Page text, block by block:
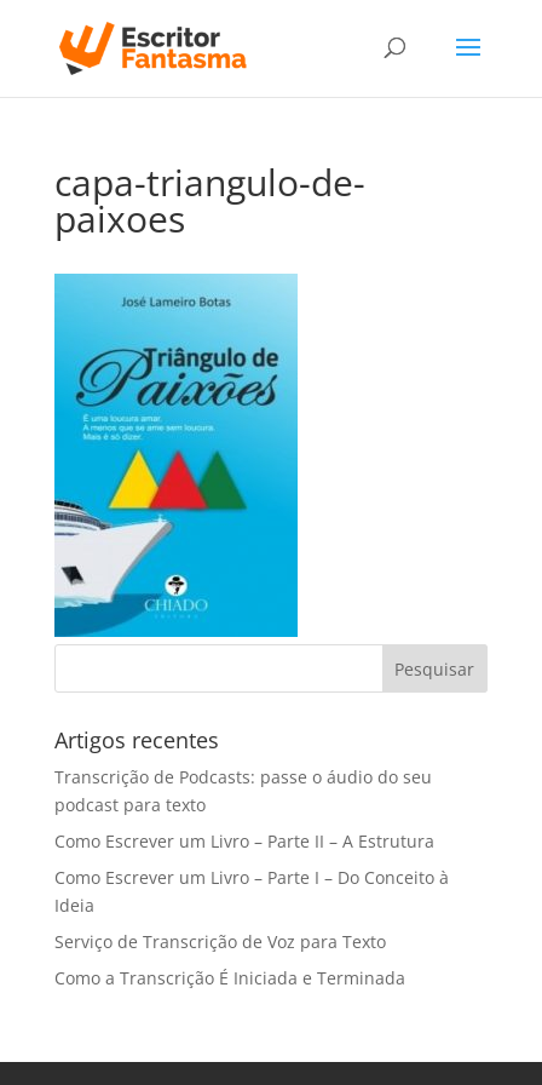
capa-triangulo-de-
paixoes
Artigos recentes
Transcrição de Podcasts: passe o áudio do seu
podcast para texto
Como Escrever um Livro – Parte II – A Estrutura
Como Escrever um Livro – Parte I – Do Conceito à
Ideia
Serviço de Transcrição de Voz para Texto
Como a Transcrição É Iniciada e Terminada